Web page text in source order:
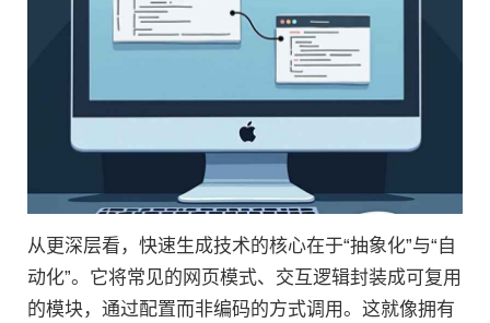
从更深层看，快速生成技术的核心在于“抽象化”与“自
动化”。它将常见的网页模式、交互逻辑封装成可复用
的模块，通过配置而非编码的方式调用。这就像拥有